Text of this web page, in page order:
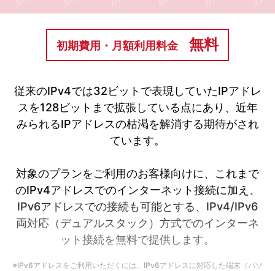
初期費用・月額利用料金 無料
従来のIPv4では32ビットで表現していたIPアドレ
スを128ビットまで拡張している点にあり、近年
みられるIPアドレスの枯渇を解消する期待がされ
ています。
対象のプランをご利用のお客様向けに、これまで
のIPv4アドレスでのインターネット接続に加え、
IPv6アドレスでの接続も可能とする、IPv4/IPv6
両対応（デュアルスタック）方式でのインターネ
ット接続を無料で提供します。
※IPv6アドレスをご利用いただくには、IPv6アドレスに対応した端末（パソ